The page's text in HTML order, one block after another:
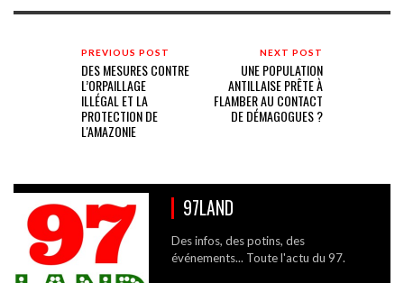
PREVIOUS POST
DES MESURES CONTRE
L’ORPAILLAGE
ILLÉGAL ET LA
PROTECTION DE
L'AMAZONIE
NEXT POST
UNE POPULATION
ANTILLAISE PRÊTE À
FLAMBER AU CONTACT
DE DÉMAGOGUES ?
97LAND
Des infos, des potins, des
événements... Toute l'actu du 97.